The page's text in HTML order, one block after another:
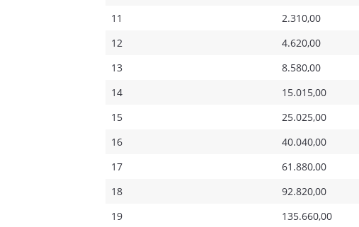
11
2.310,00
12
4.620,00
13
8.580,00
14
15.015,00
15
25.025,00
16
40.040,00
17
61.880,00
18
92.820,00
19
135.660,00